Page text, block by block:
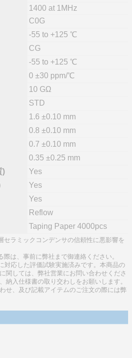
1400 at 1MHz
C0G
-55 to +125 ℃
CG
-55 to +125 ℃
0 ±30 ppm/℃
10 GΩ
STD
1.6 ±0.10 mm
0.8 ±0.10 mm
0.7 ±0.10 mm
0.35 ±0.25 mm
)
Yes
Yes
Yes
Reflow
Taping Paper 4000pcs
セラミックコンデンサの信頼性に悪影響を
は、事前に弊社まで御連絡ください。
対応した評価試験実施済みです。本商品の
関しては、弊社営業にお問い合わせくださ
納入仕様書の取り交わしをお願いします。
せ、及び記載アイテムのご注文の際には弊